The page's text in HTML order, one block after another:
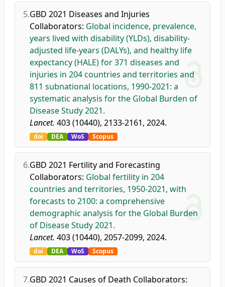
5.GBD 2021 Diseases and Injuries
Collaborators: Global incidence, prevalence,
years lived with disability (YLDs), disability-
adjusted life-years (DALYs), and healthy life
expectancy (HALE) for 371 diseases and
injuries in 204 countries and territories and
811 subnational locations, 1990-2021: a
systematic analysis for the Global Burden of
Disease Study 2021.
Lancet. 403 (10440), 2133-2161, 2024.
doi DEA WoS Scopus
6.GBD 2021 Fertility and Forecasting
Collaborators: Global fertility in 204
countries and territories, 1950-2021, with
forecasts to 2100: a comprehensive
demographic analysis for the Global Burden
of Disease Study 2021.
Lancet. 403 (10440), 2057-2099, 2024.
doi DEA WoS Scopus
7.GBD 2021 Causes of Death Collaborators: